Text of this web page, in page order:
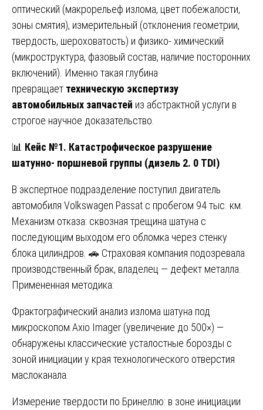
оптический (макрорельеф излома, цвет побежалости,
зоны смятия), измерительный (отклонения геометрии,
твердость, шероховатость) и физико- химический
(микроструктура, фазовый состав, наличие посторонних
включений). Именно такая глубина
превращает техническую экспертизу
автомобильных запчастей из абстрактной услуги в
строгое научное доказательство.
📊 Кейс №1. Катастрофическое разрушение
шатунно- поршневой группы (дизель 2. 0 TDI)
В экспертное подразделение поступил двигатель
автомобиля Volkswagen Passat с пробегом 94 тыс. км.
Механизм отказа: сквозная трещина шатуна с
последующим выходом его обломка через стенку
блока цилиндров. 🚗 Страховая компания подозревала
производственный брак, владелец — дефект металла.
Примененная методика:
Фрактографический анализ излома шатуна под
микроскопом Axio Imager (увеличение до 500×) —
обнаружены классические усталостные борозды с
зоной инициации у края технологического отверстия
маслоканала.
Измерение твердости по Бринеллю: в зоне инициации